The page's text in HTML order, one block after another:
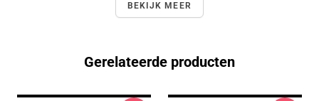
BEKIJK MEER
Gerelateerde producten